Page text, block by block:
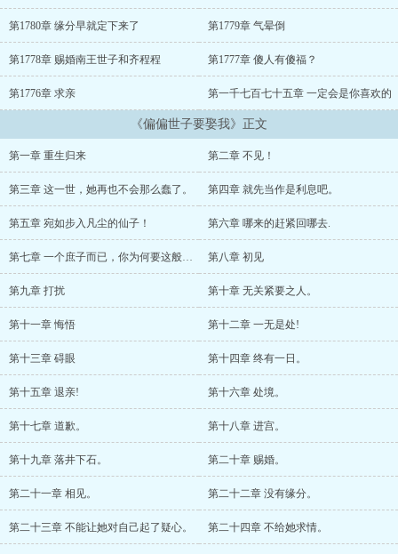
第1780章 缘分早就定下来了 第1779章 气晕倒
第1778章 赐婚南王世子和齐程程 第1777章 傻人有傻福？
第1776章 求亲 第一千七百七十五章 一定会是你喜欢的
《偏偏世子要娶我》正文
第一章 重生归来 第二章 不见！
第三章 这一世，她再也不会那么蠢了。 第四章 就先当作是利息吧。
第五章 宛如步入凡尘的仙子！ 第六章 哪来的赶紧回哪去.
第七章 一个庶子而已，你为何要这般的优秀 第八章 初见
第九章 打扰 第十章 无关紧要之人。
第十一章 悔悟 第十二章 一无是处!
第十三章 碍眼 第十四章 终有一日。
第十五章 退亲! 第十六章 处境。
第十七章 道歉。 第十八章 进宫。
第十九章 落井下石。 第二十章 赐婚。
第二十一章 相见。 第二十二章 没有缘分。
第二十三章 不能让她对自己起了疑心。 第二十四章 不给她求情。